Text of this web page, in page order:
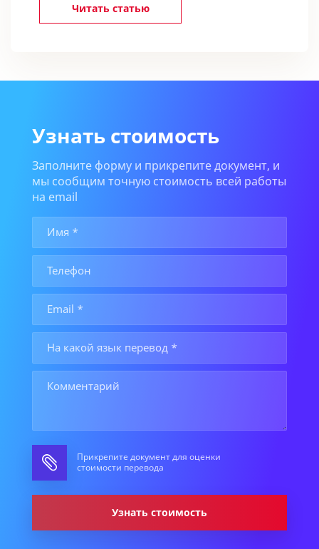
Читать статью
Узнать стоимость
Заполните форму и прикрепите документ, и
мы сообщим точную стоимость всей работы
на email
Прикрепите документ для оценки
стоимости перевода
Узнать стоимость